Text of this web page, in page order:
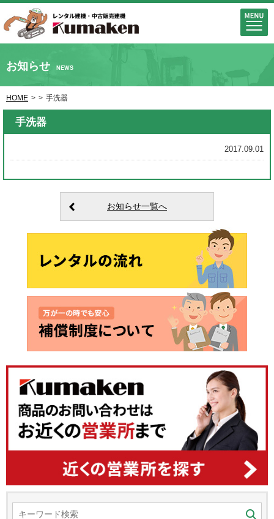
お知らせ NEWS
HOME > > 手洗器
手洗器
2017.09.01
お知らせ一覧へ